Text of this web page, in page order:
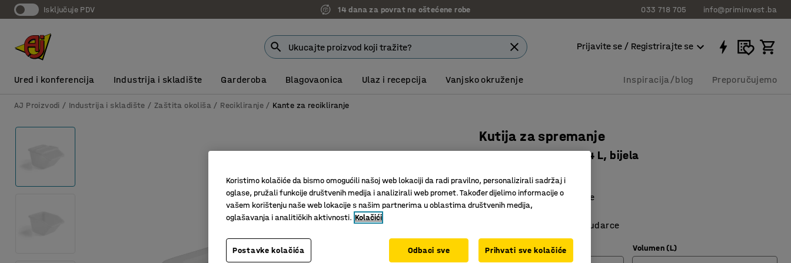
Isključuje PDV 14 dana za povrat ne oštećene robe 033 718 705 info@priminvest.ba
Prijavite se / Registrirajte se
Ured i konferencija Industrija i skladište Garderoba Blagovaonica Ulaz i recepcija Vanjsko okruženje Inspiracija/blog Preporučujemo
AJ Proizvodi Industrija i skladište Zaštita okoliša Recikliranje Kante za recikliranje
Kutija za spremanje
295x560x395 mm, 34 L, bijela
Za učinkovito recikliranje
Složiva
Polipropilen otporan na udarce
Visina (mm) Volumen (L)
Koristimo kolačiće da bismo omogućili našoj web lokaciji da radi pravilno, personalizirali sadržaj i
oglase, pružali funkcije društvenih medija i analizirali web promet. Također dijelimo informacije o
vašem korištenju naše web lokacije s našim partnerima u oblastima društvenih medija,
oglašavanja i analitičkih aktivnosti. Kolačići
Postavke kolačića Odbaci sve Prihvati sve kolačiće